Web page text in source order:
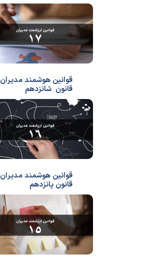
قوانین هوشمند مدیران
قانون شانزدهم
قوانین هوشمند مدیران
قانون پانزدهم